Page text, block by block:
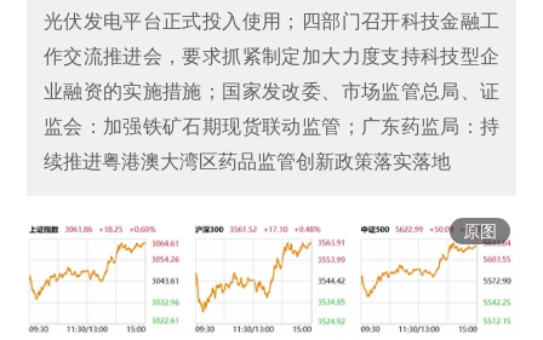
光伏发电平台正式投入使用；四部门召开科技金融工
作交流推进会，要求抓紧制定加大力度支持科技型企
业融资的实施措施；国家发改委、市场监管总局、证
监会：加强铁矿石期现货联动监管；广东药监局：持
续推进粤港澳大湾区药品监管创新政策落实落地
原图